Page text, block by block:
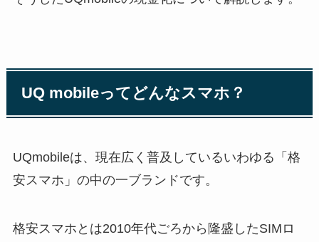
UQ mobileってどんなスマホ？
UQmobileは、現在広く普及しているいわゆる「格
安スマホ」の中の一ブランドです。
格安スマホとは2010年代ごろから隆盛したSIMロ